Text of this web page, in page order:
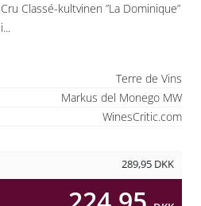
Cru Classé-kultvinen ”La Dominique”
i...
Terre de Vins
Markus del Monego MW
WinesCritic.com
289,95 DKK